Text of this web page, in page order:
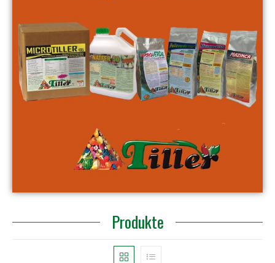
Produkte